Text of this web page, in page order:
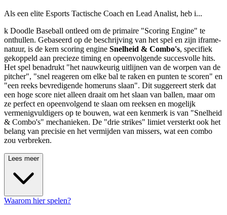
Als een elite Esports Tactische Coach en Lead Analist, heb i...
k Doodle Baseball ontleed om de primaire "Scoring Engine" te
onthullen. Gebaseerd op de beschrijving van het spel en zijn iframe-
natuur, is de kern scoring engine Snelheid & Combo's, specifiek
gekoppeld aan precieze timing en opeenvolgende succesvolle hits.
Het spel benadrukt "het nauwkeurig uitlijnen van de worpen van de
pitcher", "snel reageren om elke bal te raken en punten te scoren" en
"een reeks bevredigende homeruns slaan". Dit suggereert sterk dat
een hoge score niet alleen draait om het slaan van ballen, maar om
ze perfect en opeenvolgend te slaan om reeksen en mogelijk
vermenigvuldigers op te bouwen, wat een kenmerk is van "Snelheid
& Combo's" mechanieken. De "drie strikes" limiet versterkt ook het
belang van precisie en het vermijden van missers, wat een combo
zou verbreken.
Lees meer
Waarom hier spelen?